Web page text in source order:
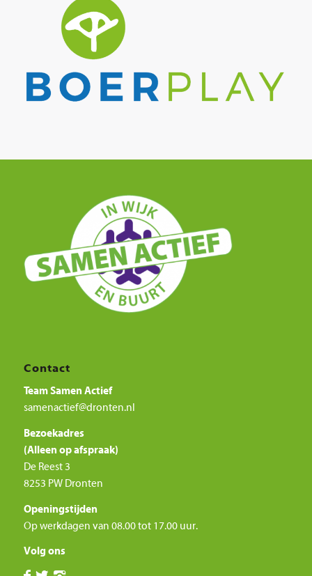
Contact
Team Samen Actief
samenactief@dronten.nl
Bezoekadres
(Alleen op afspraak)
De Reest 3
8253 PW Dronten
Openingstijden
Op werkdagen van 08.00 tot 17.00 uur.
Volg ons